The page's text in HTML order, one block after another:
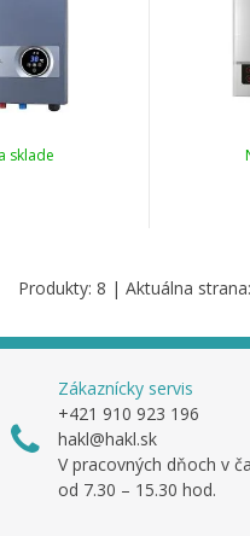
sklade
Produkty: 8 | Aktuálna strana:
Zákaznícky servis
+421 910 923 196
hakl@hakl.sk
V pracovných dňoch v
od 7.30 – 15.30 hod.